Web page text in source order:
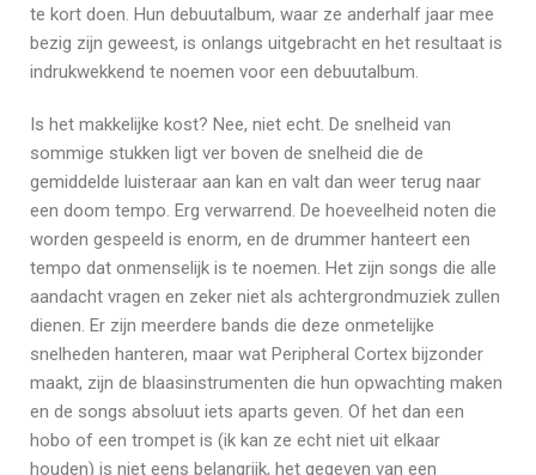
te kort doen. Hun debuutalbum, waar ze anderhalf jaar mee
bezig zijn geweest, is onlangs uitgebracht en het resultaat is
indrukwekkend te noemen voor een debuutalbum.
Is het makkelijke kost? Nee, niet echt. De snelheid van
sommige stukken ligt ver boven de snelheid die de
gemiddelde luisteraar aan kan en valt dan weer terug naar
een doom tempo. Erg verwarrend. De hoeveelheid noten die
worden gespeeld is enorm, en de drummer hanteert een
tempo dat onmenselijk is te noemen. Het zijn songs die alle
aandacht vragen en zeker niet als achtergrondmuziek zullen
dienen. Er zijn meerdere bands die deze onmetelijke
snelheden hanteren, maar wat Peripheral Cortex bijzonder
maakt, zijn de blaasinstrumenten die hun opwachting maken
en de songs absoluut iets aparts geven. Of het dan een
hobo of een trompet is (ik kan ze echt niet uit elkaar
houden) is niet eens belangrijk, het gegeven van een